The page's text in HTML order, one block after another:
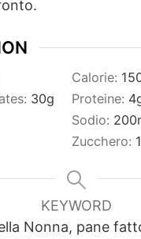
Calorie:
30g Proteine: 4
Sodio: 200
Zucchero: 1
KEYWORD
Nonna, pane